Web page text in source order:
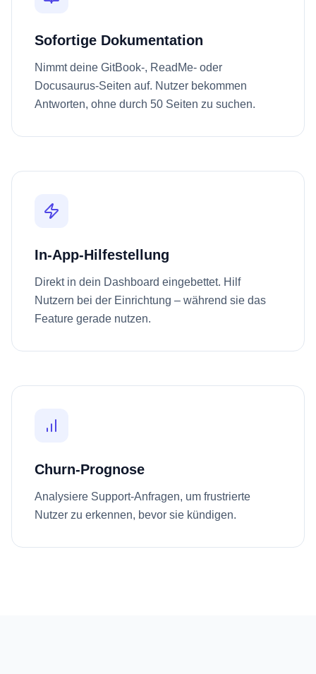
Sofortige Dokumentation
Nimmt deine GitBook-, ReadMe- oder
Docusaurus-Seiten auf. Nutzer bekommen
Antworten, ohne durch 50 Seiten zu suchen.
In-App-Hilfestellung
Direkt in dein Dashboard eingebettet. Hilf
Nutzern bei der Einrichtung – während sie das
Feature gerade nutzen.
Churn-Prognose
Analysiere Support-Anfragen, um frustrierte
Nutzer zu erkennen, bevor sie kündigen.